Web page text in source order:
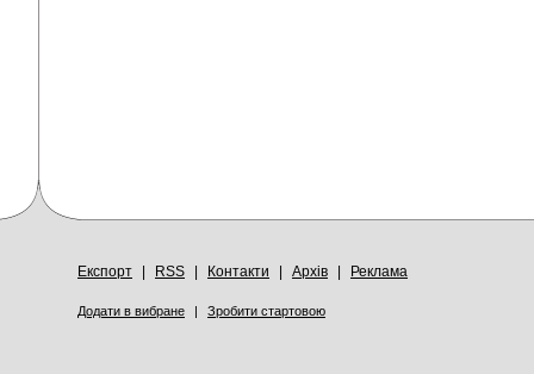
Експорт RSS Контакти Архів Реклама
Додати в вибране | Зробити стартовою